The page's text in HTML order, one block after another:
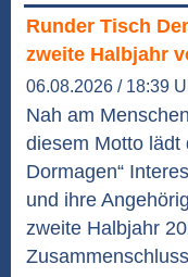
Runder Tisch
zweite Halbjahr
06.08.2026 / 18:39
Nah am
diesem Motto lädt
Dormagen“
und ihre
zweite Halbjahr